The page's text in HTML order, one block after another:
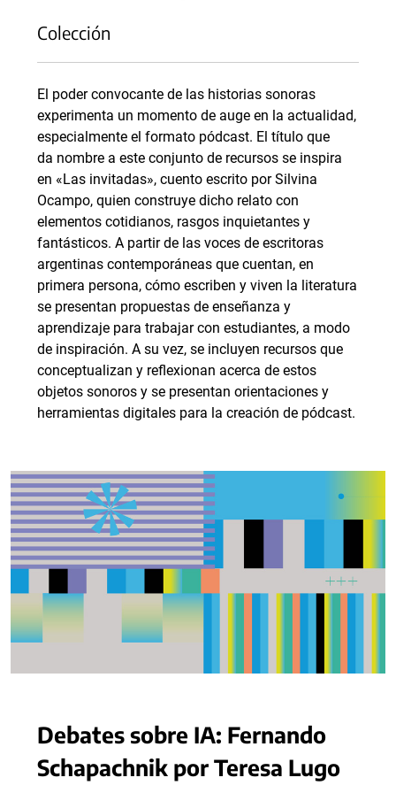
Colección
El poder convocante de las historias sonoras
experimenta un momento de auge en la actualidad,
especialmente el formato pódcast. El título que
da nombre a este conjunto de recursos se inspira
en «Las invitadas», cuento escrito por Silvina
Ocampo, quien construye dicho relato con
elementos cotidianos, rasgos inquietantes y
fantásticos. A partir de las voces de escritoras
argentinas contemporáneas que cuentan, en
primera persona, cómo escriben y viven la literatura
se presentan propuestas de enseñanza y
aprendizaje para trabajar con estudiantes, a modo
de inspiración. A su vez, se incluyen recursos que
conceptualizan y reflexionan acerca de estos
objetos sonoros y se presentan orientaciones y
herramientas digitales para la creación de pódcast.
Debates sobre IA: Fernando
Schapachnik por Teresa Lugo